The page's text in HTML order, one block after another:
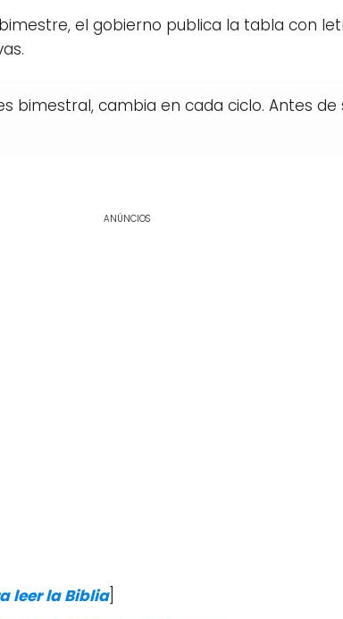
el gobierno publica la tabla con
bimestral, cambia en cada ciclo. Antes
ANÚNCIOS
leer la Biblia]